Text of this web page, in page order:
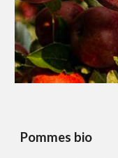
Pommes bio